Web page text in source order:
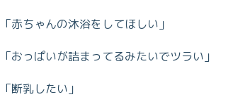
「赤ちゃんの沐浴をしてほしい」
「おっぱいが詰まってるみたいでツラい」
「断乳したい」